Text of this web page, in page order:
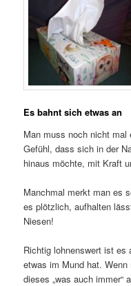
Es bahnt sich etwas an
Man muss noch nicht
Gefühl, dass sich in der
hinaus möchte, mit Kraft
Manchmal merkt man es
es plötzlich, aufhalten
Niesen!
Richtig lohnenswert ist es
etwas im Mund hat.
dieses „was auch